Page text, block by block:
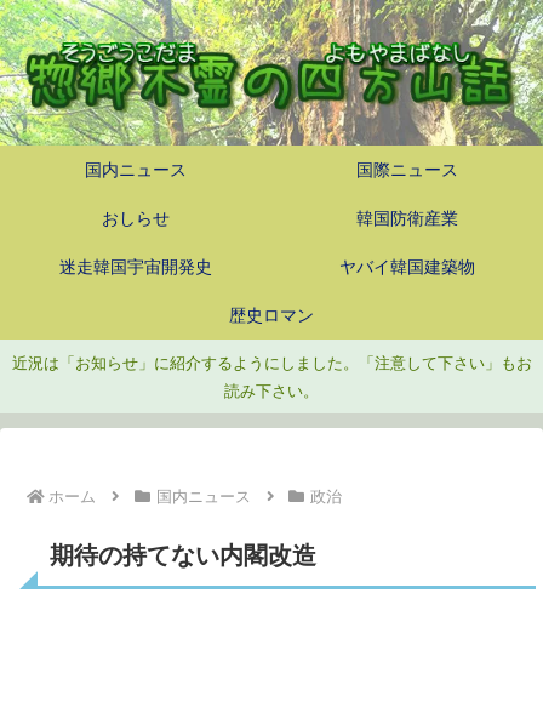
国内ニュース 国際ニュース
おしらせ 韓国防衛産業
迷走韓国宇宙開発史 ヤバイ韓国建築物
歴史ロマン
近況は「お知らせ」に紹介するようにしました。「注意して下さい」もお
読み下さい。
ホーム 国内ニュース 政治
期待の持てない内閣改造